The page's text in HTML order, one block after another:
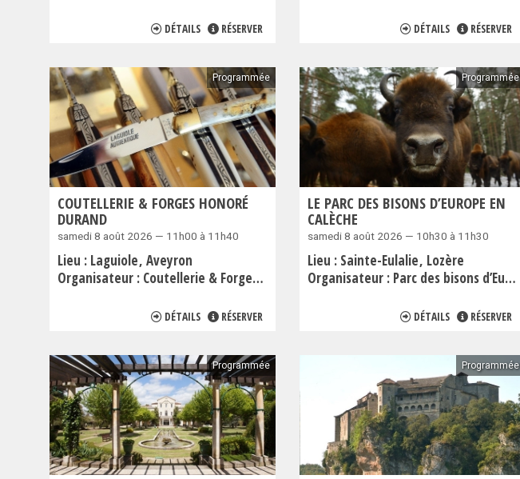
DÉTAILS RÉSERVER DÉTAILS RÉSERVER
Programmée
COUTELLERIE & FORGES HONORÉ
DURAND
samedi 8 août 2026 — 11h00 à 11h40
Lieu : Laguiole Aveyron
Organisateur : Coutellerie & Forges Honoré Durand
DÉTAILS RÉSERVER
Programmée
LE PARC DES BISONS D’EUROPE EN
CALÈCHE
samedi 8 août 2026 — 10h30 à 11h30
Lieu : Sainte-Eulalie Lozère
Organisateur : Parc des bisons d’Europe
DÉTAILS RÉSERVER
Programmée Programmée